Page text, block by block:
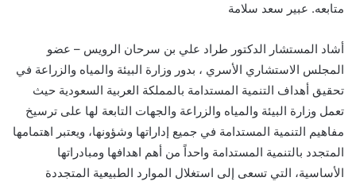
متابعه. عبير سعد سلامة
أشاد المستشار الدكتور طراد علي بن سرحان الرويس – عضو
المجلس الاستشاري الأسري ، بدور وزارة البيئة والمياه والزراعة في
تحقيق أهداف التنمية المستدامة بالمملكة العربية السعودية حيث
تعمل وزارة البيئة والمياه والزراعة والجهات التابعة لها على ترسيخ
مفاهيم التنمية المستدامة في جميع إداراتها وشؤونها، ويعتبر اهتمامها
المتجدد بالتنمية المستدامة واحداً من أهم اهدافها ومبادراتها
الأساسية، التي تسعى إلى استغلال الموارد الطبيعية المتجددة